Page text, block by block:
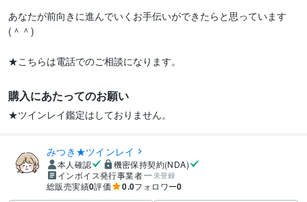
あなたが前向きに進んでいくお手伝いができたらと思っています
(＾＾)
★こちらは電話でのご相談になります。
購入にあたってのお願い
★ツインレイ鑑定はしておりません。
みつき★ツインレイ
本人確認
機密保持契約(NDA)
インボイス発行事業者
未登録
総販売実績0評価 0.0フォロワー0